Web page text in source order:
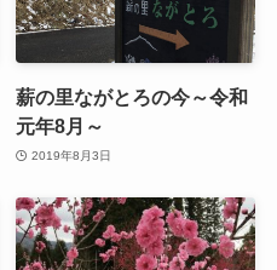
薪の里ながとろの今～令和
元年8月～
2019年8月3日